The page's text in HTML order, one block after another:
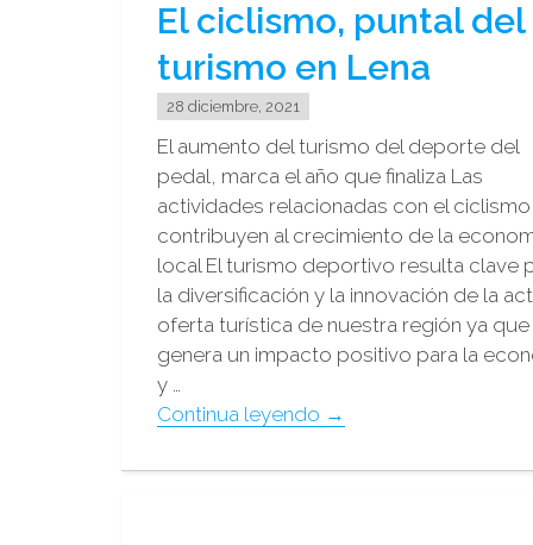
El ciclismo, puntal del
turismo en Lena
28 diciembre, 2021
El aumento del turismo del deporte del
pedal, marca el año que finaliza Las
actividades relacionadas con el ciclismo
contribuyen al crecimiento de la
local El turismo deportivo resulta clave
la diversificación y la innovación de la
oferta turística de nuestra región ya que
genera un impacto positivo para la
y …
Continua leyendo "El
puntal
→